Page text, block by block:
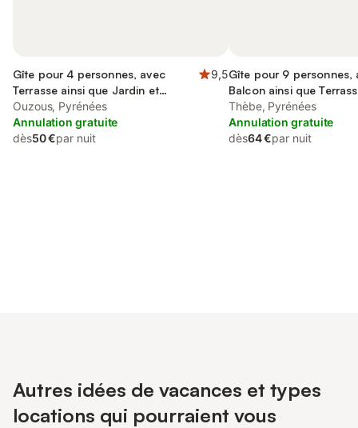
Gîte pour 4 personnes, avec
Terrasse ainsi que Jardin et
Piscine
9,5
Ouzous, Pyrénées
Annulation gratuite
dès50 €par nuit
Gîte pour 9 personnes,
Balcon ainsi que
Jardin
Thèbe, Pyrénées
Annulation gratuite
dès64 €par nuit
Autres idées de vacances et types
locations qui pourraient vous